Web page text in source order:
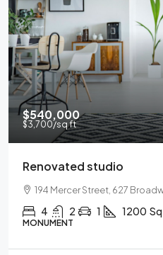
$540,000
$3,700/sq ft
Renovated studio
194 Mercer Street, 627
4 2 1 1200
MONUMENT